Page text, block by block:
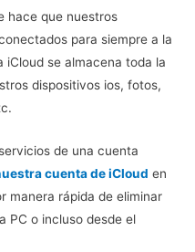
hace que nuestros
para siempre a la
iCloud se almacena toda la
dispositivos ios, fotos,
de una cuenta
cuenta de iCloud en
manera rápida de eliminar
PC o incluso desde el